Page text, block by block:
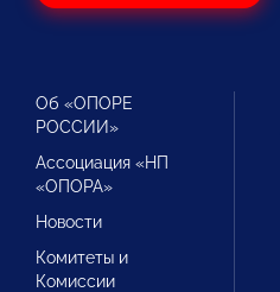
Об «ОПОРЕ
РОССИИ»
Ассоциация «НП
«ОПОРА»
Новости
Комитеты и
Комиссии